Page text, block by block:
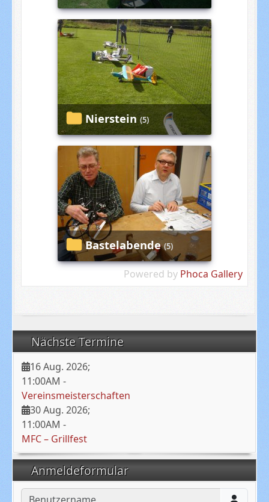
Nächste Termine
16 Aug. 2026;
11:00AM -
Vereinsmeisterschaften
30 Aug. 2026;
11:00AM -
MFC – Grillfest
Anmeldeformular
Benutzername
Nierstein (5)
Bastelabende (5)
Powered by Phoca Gallery